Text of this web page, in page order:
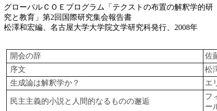
グローバルＣＯＥプログラム「テクストの布置の解釈学的研
究と教育」第2回国際研究集会報告書
松澤和宏編、名古屋大学大学院文学研究科発行、2008年
開会の辞
佐
序文
松
生成論は解釈学か？
エ
民主主義的小説と人間的なるものの邂逅
フ
ー